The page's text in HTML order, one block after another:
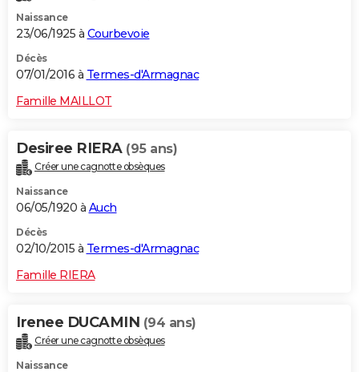
Naissance
23/06/1925 à Courbevoie
Décès
07/01/2016 à Termes-d'Armagnac
Famille MAILLOT
Desiree RIERA (95 ans)
Créer une cagnotte obsèques
Naissance
06/05/1920 à Auch
Décès
02/10/2015 à Termes-d'Armagnac
Famille RIERA
Irenee DUCAMIN (94 ans)
Créer une cagnotte obsèques
Naissance